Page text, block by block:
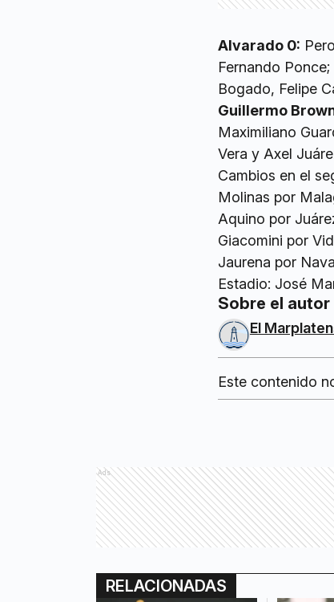
Alvarado 0:
Fernando
Bogado, Felipe
Guillermo
Maximiliano
Vera y Axel
Cambios en el
Molinas por
Aquino por
Giacomini por
Jaurena por
Estadio: José
Sobre el autor
El
Este contenido
Ads
RELACIONADAS